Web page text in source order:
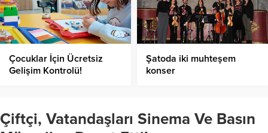
Çocuklar İçin Ücretsiz
Gelişim Kontrolü!
Şatoda iki muhteşem
konser
Çiftçi, Vatandaşları Sinema Ve Basın